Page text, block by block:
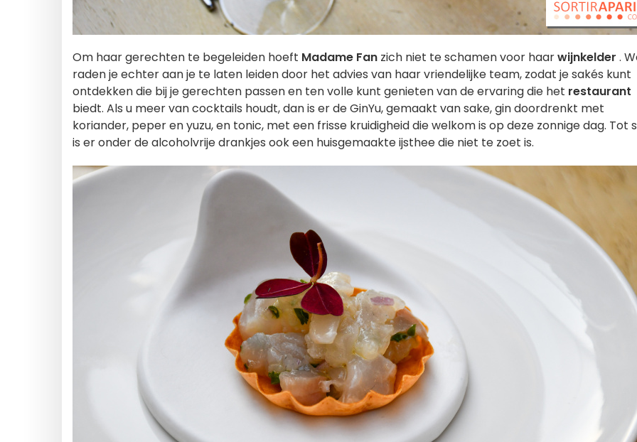
Om haar gerechten te begeleiden hoeft Madame Fan zich niet te schamen voor haarwijnkelder .
raden je echter aan je te laten leiden door het advies van haar vriendelijke team, zodat je sakés kunt
ontdekken die bij je gerechten passen en ten volle kunt genieten van de ervaring die het restaurant
biedt. Als u meer van cocktails houdt, dan is er de GinYu, gemaakt van sake, gin doordrenkt met
koriander, peper en yuzu, en tonic, met een frisse kruidigheid die welkom is op deze zonnige dag. Tot
is er onder de alcoholvrije drankjes ook een huisgemaakte ijsthee die niet te zoet is.